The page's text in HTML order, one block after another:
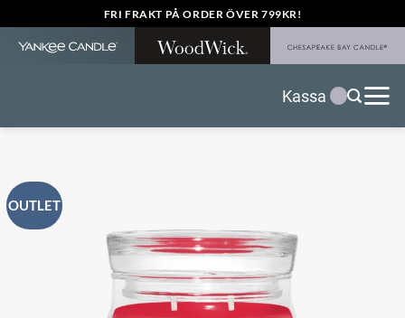
to
content
FRI FRAKT PÅ ORDER ÖVER 799KR!
Kassa
OUTLET